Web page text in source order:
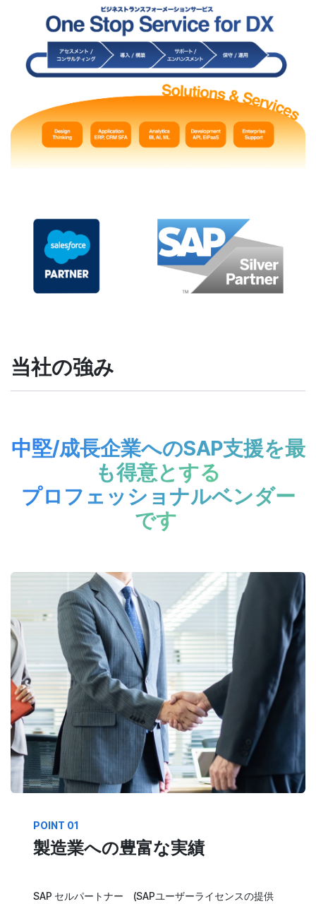
当社の強み
中堅/成長企業へのSAP支援を最
も得意とする
プロフェッショナルベンダー
です
POINT 01
製造業への豊富な実績
SAP セルパートナー (SAPユーザーライセンスの提供